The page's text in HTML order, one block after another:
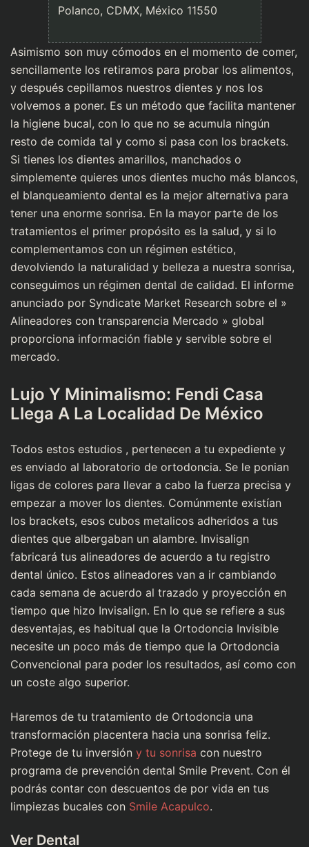
Polanco, CDMX, México 11550
Asimismo son muy cómodos en el momento de comer,
sencillamente los retiramos para probar los alimentos,
y después cepillamos nuestros dientes y nos los
volvemos a poner. Es un método que facilita mantener
la higiene bucal, con lo que no se acumula ningún
resto de comida tal y como si pasa con los brackets.
Si tienes los dientes amarillos, manchados o
simplemente quieres unos dientes mucho más blancos,
el blanqueamiento dental es la mejor alternativa para
tener una enorme sonrisa. En la mayor parte de los
tratamientos el primer propósito es la salud, y si lo
complementamos con un régimen estético,
devolviendo la naturalidad y belleza a nuestra sonrisa,
conseguimos un régimen dental de calidad. El informe
anunciado por Syndicate Market Research sobre el »
Alineadores con transparencia Mercado » global
proporciona información fiable y servible sobre el
mercado.
Lujo Y Minimalismo: Fendi Casa
Llega A La Localidad De México
Todos estos estudios , pertenecen a tu expediente y
es enviado al laboratorio de ortodoncia. Se le ponian
ligas de colores para llevar a cabo la fuerza precisa y
empezar a mover los dientes. Comúnmente existían
los brackets, esos cubos metalicos adheridos a tus
dientes que albergaban un alambre. Invisalign
fabricará tus alineadores de acuerdo a tu registro
dental único. Estos alineadores van a ir cambiando
cada semana de acuerdo al trazado y proyección en
tiempo que hizo Invisalign. En lo que se refiere a sus
desventajas, es habitual que la Ortodoncia Invisible
necesite un poco más de tiempo que la Ortodoncia
Convencional para poder los resultados, así como con
un coste algo superior.
Haremos de tu tratamiento de Ortodoncia una
transformación placentera hacia una sonrisa feliz.
Protege de tu inversión y tu sonrisa con nuestro
programa de prevención dental Smile Prevent. Con él
podrás contar con descuentos de por vida en tus
limpiezas bucales con Smile Acapulco.
Ver Dental